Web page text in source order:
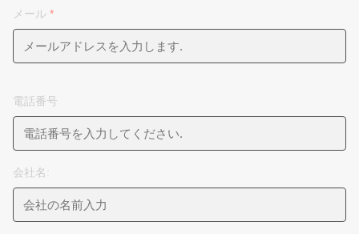
メール *
電話番号
会社名: